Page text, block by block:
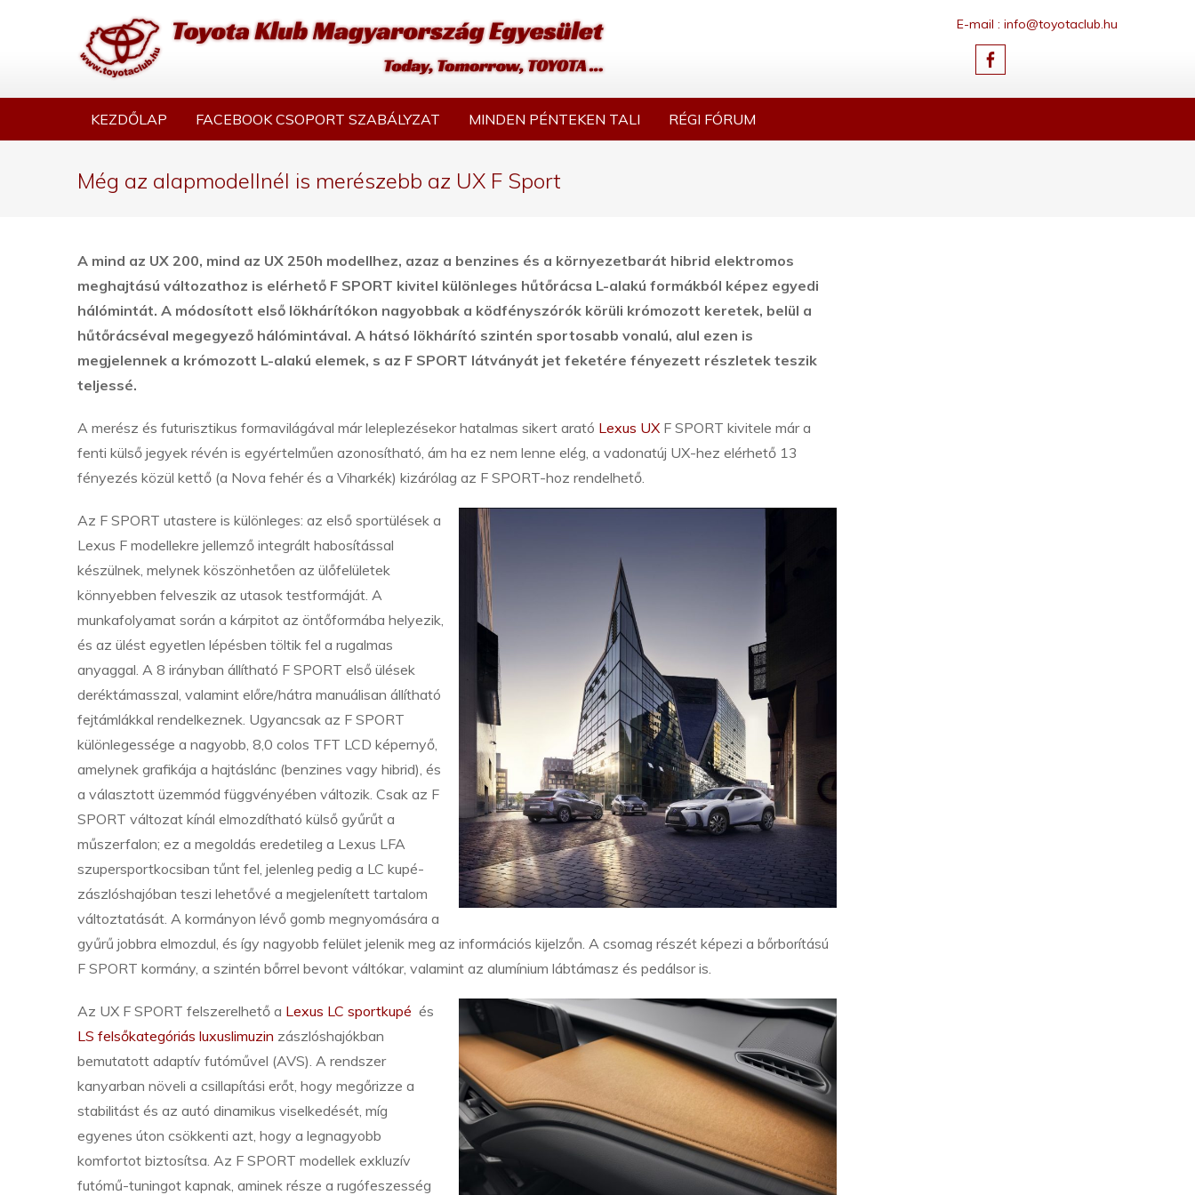
E-mail : info@toyotaclub.hu
KEZDŐLAP FACEBOOK CSOPORT SZABÁLYZAT MINDEN PÉNTEKEN TALI RÉGI FÓRUM
Még az alapmodellnél is merészebb az UX F Sport
A mind az UX 200, mind az UX 250h modellhez, azaz a benzines és a környezetbarát hibrid elektromos
meghajtású változathoz is elérhető F SPORT kivitel különleges hűtőrácsa L-alakú formákból képez egyedi
hálómintát. A módosított első lökhárítókon nagyobbak a ködfényszórók körüli krómozott keretek, belül a
hűtőrácséval megegyező hálómintával. A hátsó lökhárító szintén sportosabb vonalú, alul ezen is
megjelennek a krómozott L-alakú elemek, s az F SPORT látványát jet feketére fényezett részletek teszik
teljessé.
A merész és futurisztikus formavilágával már leleplezésekor hatalmas sikert arató Lexus UX F SPORT kivitele már a
fenti külső jegyek révén is egyértelműen azonosítható, ám ha ez nem lenne elég, a vadonatúj UX-hez elérhető 13
fényezés közül kettő (a Nova fehér és a Viharkék) kizárólag az F SPORT-hoz rendelhető.
Az F SPORT utastere is különleges: az első sportülések a
Lexus F modellekre jellemző integrált habosítással
készülnek, melynek köszönhetően az ülőfelületek
könnyebben felveszik az utasok testformáját. A
munkafolyamat során a kárpitot az öntőformába helyezik,
és az ülést egyetlen lépésben töltik fel a rugalmas
anyaggal. A 8 irányban állítható F SPORT első ülések
deréktámasszal, valamint előre/hátra manuálisan állítható
fejtámlákkal rendelkeznek. Ugyancsak az F SPORT
különlegessége a nagyobb, 8,0 colos TFT LCD képernyő,
amelynek grafikája a hajtáslánc (benzines vagy hibrid), és
a választott üzemmód függvényében változik. Csak az F
SPORT változat kínál elmozdítható külső gyűrűt a
műszerfalon; ez a megoldás eredetileg a Lexus LFA
szupersportkocsiban tűnt fel, jelenleg pedig a LC kupé-
zászlóshajóban teszi lehetővé a megjelenített tartalom
változtatását. A kormányon lévő gomb megnyomására a
gyűrű jobbra elmozdul, és így nagyobb felület jelenik meg az információs kijelzőn. A csomag részét képezi a bőrborítású
F SPORT kormány, a szintén bőrrel bevont váltókar, valamint az alumínium lábtámasz és pedálsor is.
Az UX F SPORT felszerelhető a Lexus LC sportkupé és
LS felsőkategóriás luxuslimuzin zászlóshajókban
bemutatott adaptív futóművel (AVS). A rendszer
kanyarban növeli a csillapítási erőt, hogy megőrizze a
stabilitást és az autó dinamikus viselkedését, míg
egyenes úton csökkenti azt, hogy a legnagyobb
komfortot biztosítsa. Az F SPORT modellek exkluzív
futómű-tuningot kapnak, aminek része a rugófeszesség